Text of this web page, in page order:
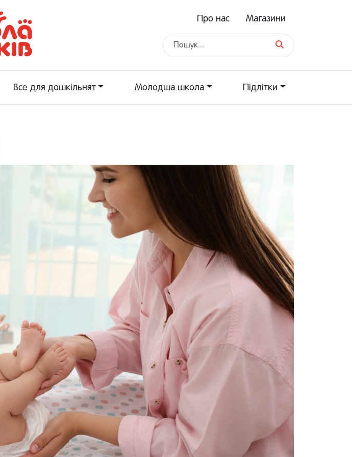
Про нас Магазини
Все для дошкільнят Молодша школа Підлітки